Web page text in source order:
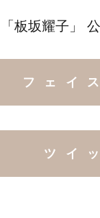
「板坂耀子」
フェイ
ツイ